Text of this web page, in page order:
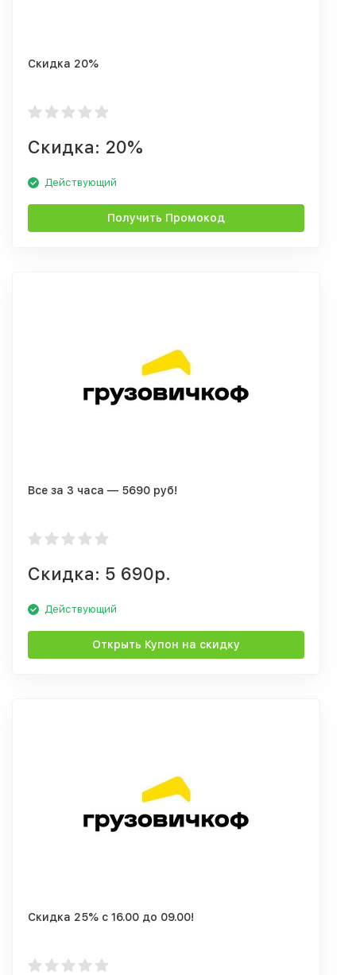
Скидка 20%
Скидка: 20%
Действующий
Получить Промокод
Все за 3 часа — 5690 руб!
Скидка: 5 690р.
Действующий
Открыть Купон на скидку
Скидка 25% с 16.00 до 09.00!